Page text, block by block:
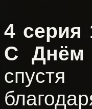
4 серия
С Днём